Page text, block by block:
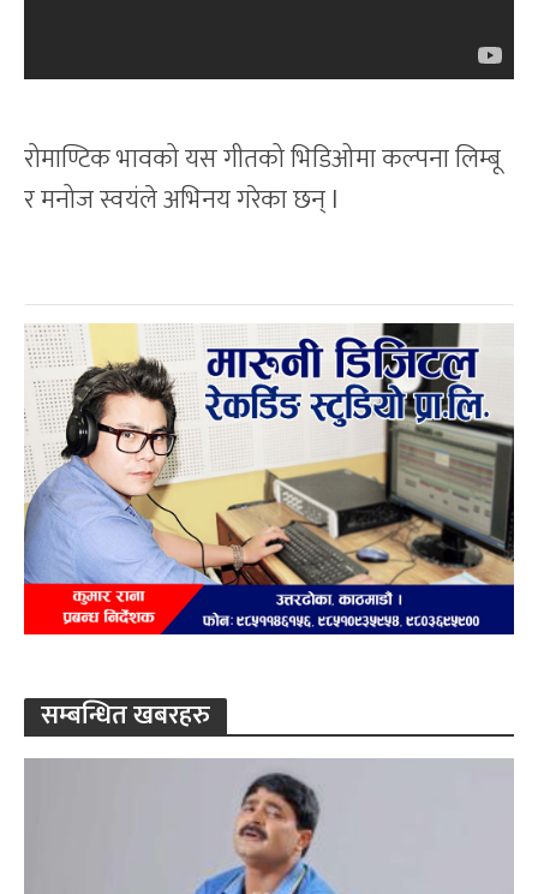
रोमाण्टिक भावको यस गीतको भिडिओमा कल्पना लिम्बू
र मनोज स्वयंले अभिनय गरेका छन् l
सम्बन्धित खबरहरु